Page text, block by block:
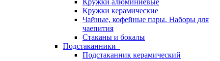
Кружки алюминиевые
Кружки керамические
Чайные, кофейные пары. Наборы для
чаепития
Стаканы и бокалы
Подстаканники
Подстаканник керамический